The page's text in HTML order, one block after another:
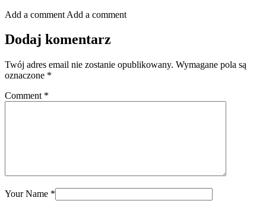
Add a comment Add a comment
Dodaj komentarz
Twój adres email nie zostanie opublikowany. Wymagane pola są
oznaczone *
Comment *
Your Name *